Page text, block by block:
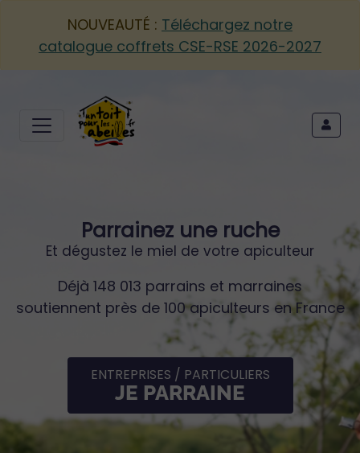
NOUVEAUTÉ : Téléchargez notre
catalogue coffrets CSE-RSE 2026-2027
Parrainez une ruche
Et dégustez le miel de votre apiculteur
Déjà 148 013 parrains et marraines
soutiennent près de 100 apiculteurs en France
ENTREPRISES / PARTICULIERS
JE PARRAINE